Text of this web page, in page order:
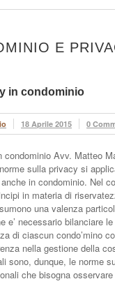
E
in condominio
18 Aprile 2015 0
condominio Avv. Matteo
sulla privacy si
in condominio. Nel
in materia di
una valenza
e’ necessario bilanciare
di ciascun condo’mino
nella gestione della
sono, dunque, le norme
che bisogna